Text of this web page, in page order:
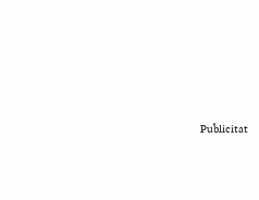
Publicitat